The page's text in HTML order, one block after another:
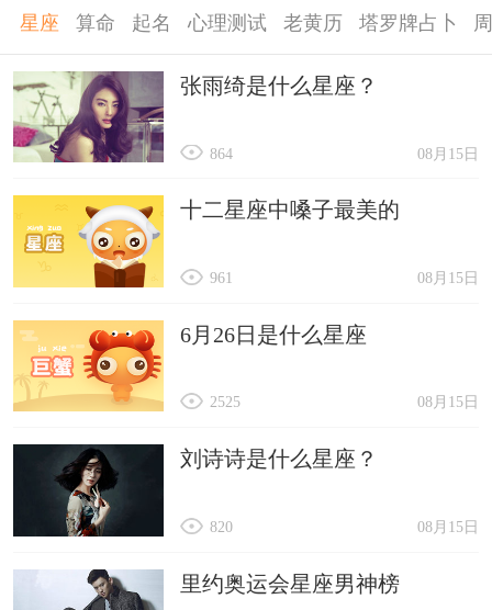
根的字，如：骜、腾、骞、骏、驰、骋等。
5、用“子”、“申”字根的字取名
辰子申为三合关系，辰为龙、子为鼠、申为猴，龙
宝宝取名使用带“子”、“申”字根的字和谐美满、一
龙年出生男孩起名字创意
浩铭、琛文、伟铮、松茂
佳霖、梓元、川山、建翔
烨清、子学、敖宁、皓蓝
荣胤、忠天、美杭、维军
草天、韶康、霖宸、子文
浩盛、孟恺、金宇、奕兴
耀楠、圣智、逸晨、荃荃
世滔、东生、瑜杭、照谊
尊丰、丞昊、镇诚、星宇
星座 算命 起名 心理测试 老黄历 塔罗牌占卜
张雨绮是什么星座？
08月15日
864
十二星座中嗓子最美的
08月15日
961
6月26日是什么星座
08月15日
2525
刘诗诗是什么星座？
08月15日
820
里约奥运会星座男神榜